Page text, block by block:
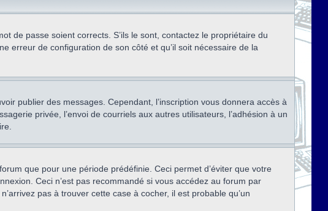
de passe soient corrects. S’ils le sont, contactez le propriétaire du
erreur de configuration de son côté et qu’il soit nécessaire de la
publier des messages. Cependant, l’inscription vous donnera accès à
privée, l’envoi de courriels aux autres utilisateurs, l’adhésion à un
que pour une période prédéfinie. Ceci permet d’éviter que votre
Ceci n’est pas recommandé si vous accédez au forum par
pas à trouver cette case à cocher, il est probable qu’un